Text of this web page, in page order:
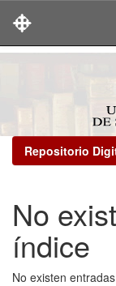
Repositorio
No
índice
No existen